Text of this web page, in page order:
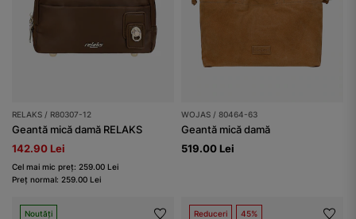
RELAKS / R80307-12
Geantă mică damă RELAKS
142.90 Lei
Cel mai mic preț: 259.00 Lei
Preț normal: 259.00 Lei
WOJAS / 80464-63
Geantă mică damă
519.00 Lei
Noutăți Reduceri 45%